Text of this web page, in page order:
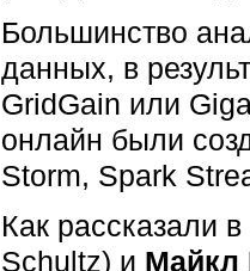
Большинство
данных, в
GridGain или
онлайн были
Storm, Spark
Как рассказали
Schultz) и Майкл